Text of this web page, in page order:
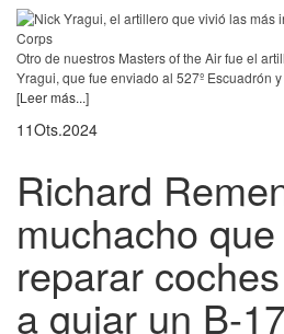
Otro de nuestros Masters of the Air fue el
Yragui, que fue enviado al 527º Escuadrón
[Leer más...]
11Ots.2024
Richard
muchacho
reparar
a guiar un B-17